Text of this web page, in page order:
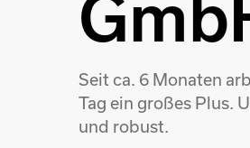
Seit ca. 6 Monaten
Tag ein großes Plus.
und robust.